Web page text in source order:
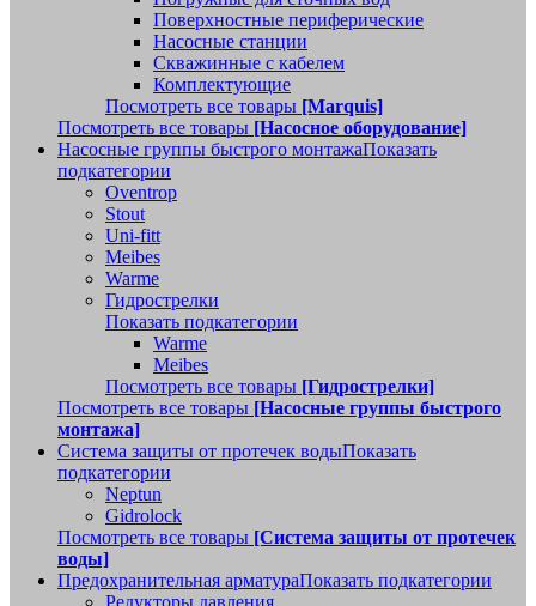
Поверхностные периферические
Насосные станции
Скважинные с кабелем
Комплектующие
Посмотреть все товары [Marquis]
Посмотреть все товары [Насосное оборудование]
Насосные группы быстрого монтажаПоказать
подкатегории
Oventrop
Stout
Uni-fitt
Meibes
Warme
Гидрострелки
Показать подкатегории
Warme
Meibes
Посмотреть все товары [Гидрострелки]
Посмотреть все товары [Насосные группы быстрого
монтажа]
Система защиты от протечек водыПоказать
подкатегории
Neptun
Gidrolock
Посмотреть все товары [Система защиты от протечек
воды]
Предохранительная арматураПоказать подкатегории
Редукторы давления